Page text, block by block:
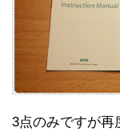
3点のみですが再